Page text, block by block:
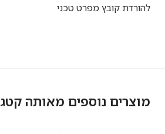
להורדת קובץ מפרט טכני
מוצרים נוספים מאותה